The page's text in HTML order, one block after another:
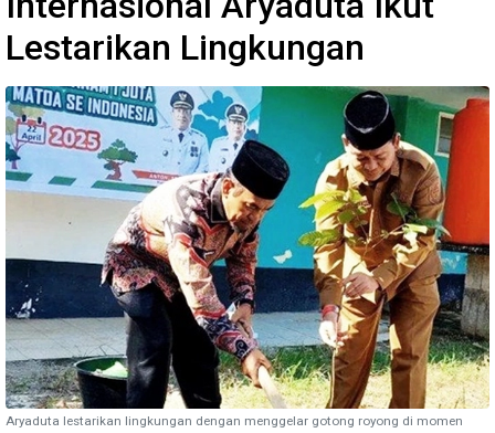
Lestarikan Lingkungan
Aryaduta lestarikan lingkungan dengan menggelar gotong royong di momen